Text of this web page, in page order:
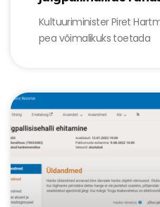
Kultuuriminister Piret
pea võimalikuks toetada